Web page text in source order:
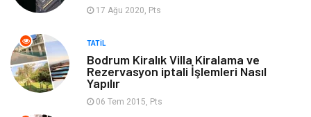
Hediyelik Eşya
oyun alanları
Blogroll
17 Ağu 2020, Pts
TATIL
Bodrum Kiralık Villa Kiralama ve
Rezervasyon iptali İşlemleri Nasıl
Yapılır
06 Tem 2015, Pts